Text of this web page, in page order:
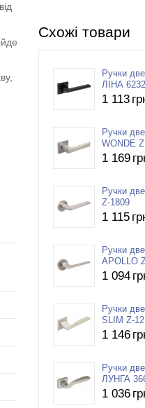
Схожі товари
Ручки
ЛІНА
1 113
Ручки
WONDE
1 169
Ручки
Z-1809
1 115
Ручки
APOLLO
1 094
Ручки
SLIM Z-
1 146
Ручки
ЛУНГА
1 036